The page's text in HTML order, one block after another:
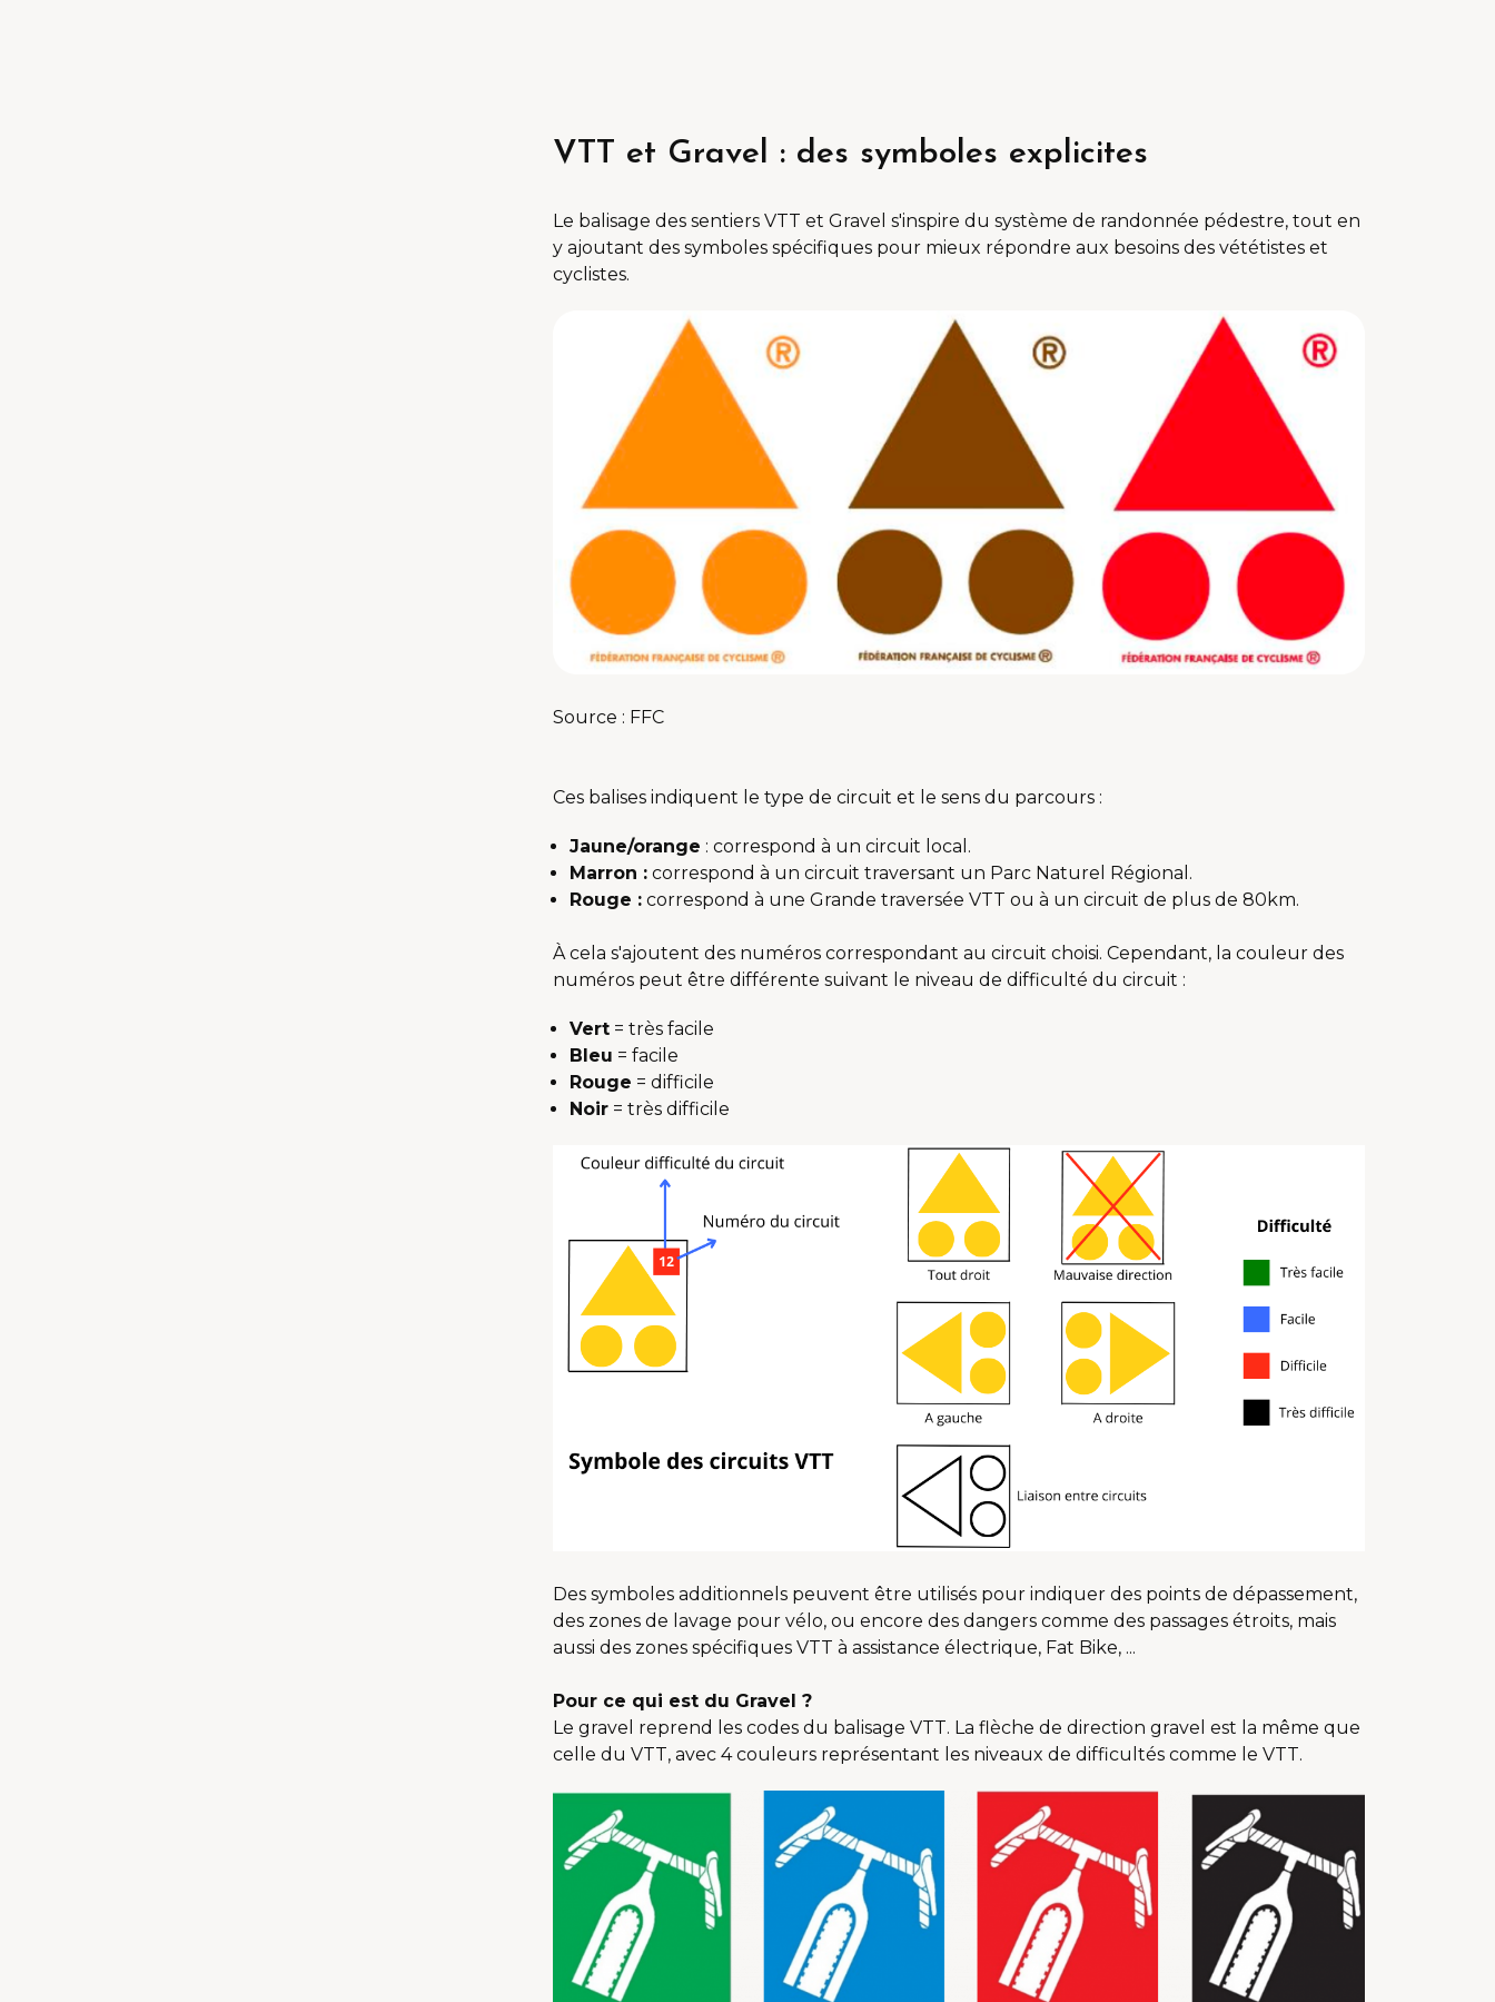
VTT et Gravel : des symboles explicites
Le balisage des sentiers VTT et Gravel s'inspire du système de randonnée pédestre, tout en
y ajoutant des symboles spécifiques pour mieux répondre aux besoins des vététistes et
cyclistes.
Source : FFC
Ces balises indiquent le type de circuit et le sens du parcours :
Jaune/orange : correspond à un circuit local.
Marron : correspond à un circuit traversant un Parc Naturel Régional.
Rouge : correspond à une Grande traversée VTT ou à un circuit de plus de 80km.
À cela s'ajoutent des numéros correspondant au circuit choisi. Cependant, la couleur des
numéros peut être différente suivant le niveau de difficulté du circuit :
Vert = très facile
Bleu = facile
Rouge = difficile
Noir = très difficile
Des symboles additionnels peuvent être utilisés pour indiquer des points de dépassement,
des zones de lavage pour vélo, ou encore des dangers comme des passages étroits, mais
aussi des zones spécifiques VTT à assistance électrique, Fat Bike, ...
Pour ce qui est du Gravel ?
Le gravel reprend les codes du balisage VTT. La flèche de direction gravel est la même que
celle du VTT, avec 4 couleurs représentant les niveaux de difficultés comme le VTT.